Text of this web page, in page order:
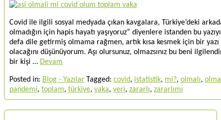
Covid ile ilgili sosyal medyada çıkan kavgalara, Türkiye’deki
olmadığın için hapis hayatı yaşıyoruz” diyenlere istanden bu
defa dile getirmiş olmama rağmen, artık kısa kesmek için bir
olacağını düşünüyorum. Aşı olursunuz, olmazsınız bu beni
bir kişi … Devam
Posted in: Blog - Yazılar Tagged: covid, istatistik, mi?, olmalı,
pandemi, toplam, türkiye, vaka, veri, zararlı, zararlımı